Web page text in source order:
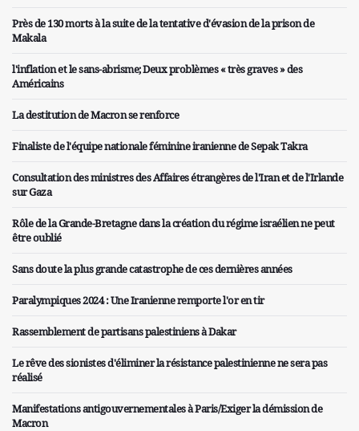
Près de 130 morts à la suite de la tentative d'évasion de la prison de
Makala
l'inflation et le sans-abrisme; Deux problèmes « très graves » des
Américains
La destitution de Macron se renforce
Finaliste de l'équipe nationale féminine iranienne de Sepak Takra
Consultation des ministres des Affaires étrangères de l'Iran et de l'Irlande
sur Gaza
Rôle de la Grande-Bretagne dans la création du régime israélien ne peut
être oublié
Sans doute la plus grande catastrophe de ces dernières années
Paralympiques 2024 : Une Iranienne remporte l'or en tir
Rassemblement de partisans palestiniens à Dakar
Le rêve des sionistes d'éliminer la résistance palestinienne ne sera pas
réalisé
Manifestations antigouvernementales à Paris/Exiger la démission de
Macron